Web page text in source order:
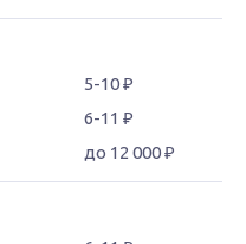
5-10 ₽
6-11 ₽
до 12 000 ₽